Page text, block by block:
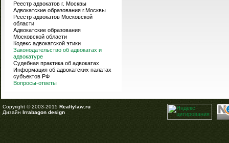
Реестр адвокатов г. Москвы
Адвокатские образования г.Москвы
Реестр адвокатов Московской
области
Адвокатские образования
Московской области
Кодекс адвокатской этики
Законодательство об адвокатах и
адвокатуре
Судебная практика об адвокатах
Информация об адвокатских палатах
субъектов РФ
Вопросы-ответы
Copyright © 2003-2015 Realtylaw.ru
Дизайн Irrabagon design